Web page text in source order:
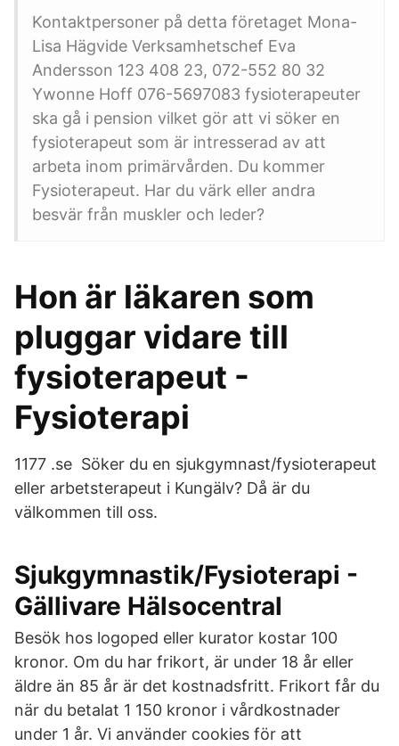
Kontaktpersoner på detta företaget Mona-
Lisa Hägvide Verksamhetschef Eva
Andersson 123 408 23, 072-552 80 32
Ywonne Hoff 076-5697083 fysioterapeuter
ska gå i pension vilket gör att vi söker en
fysioterapeut som är intresserad av att
arbeta inom primärvården. Du kommer
Fysioterapeut. Har du värk eller andra
besvär från muskler och leder?
Hon är läkaren som
pluggar vidare till
fysioterapeut -
Fysioterapi
1177 .se Söker du en sjukgymnast/fysioterapeut
eller arbetsterapeut i Kungälv? Då är du
välkommen till oss.
Sjukgymnastik/Fysioterapi -
Gällivare Hälsocentral
Besök hos logoped eller kurator kostar 100
kronor. Om du har frikort, är under 18 år eller
äldre än 85 år är det kostnadsfritt. Frikort får du
när du betalat 1 150 kronor i vårdkostnader
under 1 år. Vi använder cookies för att